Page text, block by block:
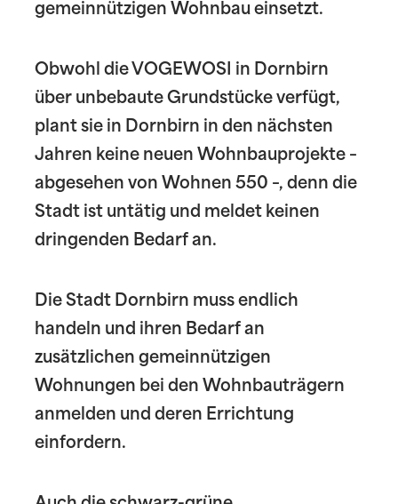
gemeinnützigen Wohnbau einsetzt.
Obwohl die VOGEWOSI in Dornbirn
über unbebaute Grundstücke verfügt,
plant sie in Dornbirn in den nächsten
Jahren keine neuen Wohnbauprojekte –
abgesehen von Wohnen 550 –, denn die
Stadt ist untätig und meldet keinen
dringenden Bedarf an.
Die Stadt Dornbirn muss endlich
handeln und ihren Bedarf an
zusätzlichen gemeinnützigen
Wohnungen bei den Wohnbauträgern
anmelden und deren Errichtung
einfordern.